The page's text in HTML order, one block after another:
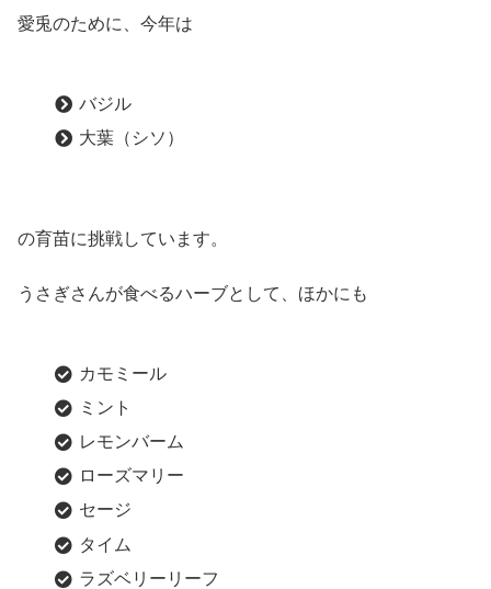
愛兎のために、今年は
バジル
大葉（シソ）
の育苗に挑戦しています。
うさぎさんが食べるハーブとして、ほかにも
カモミール
ミント
レモンバーム
ローズマリー
セージ
タイム
ラズベリーリーフ